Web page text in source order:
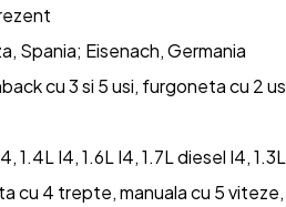
Spania; Eisenach, Germania
cu 3 si 5 usi, furgoneta cu 2
1.4L I4, 1.6L I4, 1.7L diesel I4,
cu 4 trepte, manuala cu 5